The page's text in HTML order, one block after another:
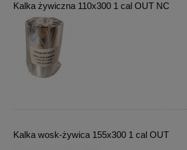
Kalka żywiczna 110x300 1 cal OUT NC
Kalka wosk-żywica 155x300 1 cal OUT